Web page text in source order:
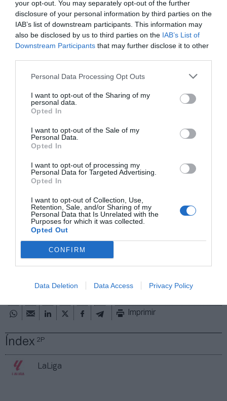
your opt-out. You may separately opt-out of the further
disclosure of your personal information by third parties on the
IAB’s list of downstream participants. This information may
also be disclosed by us to third parties on the IAB’s List of
Downstream Participants that may further disclose it to other
Personal Data Processing Opt Outs
I want to opt-out of the Sharing of my
personal data.
Opted In
I want to opt-out of the Sale of my
Personal Data.
Opted In
I want to opt-out of processing my
Personal Data for Targeted Advertising.
Opted In
I want to opt-out of Collection, Use,
Retention, Sale, and/or Sharing of my
Personal Data that Is Unrelated with the
Purposes for which it was collected.
Opted Out
CONFIRM
Data Deletion Data Access Privacy Policy
Índex2P
LaLiga
que ha tomado el relevo de Telepizza en la categoría
de restauración, donde la competición ha demostrado
ser un alto generador de demanda.
Relacionado
jóvenes, ¿habría entrado TikTok en patrocinio?”
con el fútbol español (El Corte Inglés, Allianz, Mazda,
Marqués del Atrio y Burger King) rondan los tres
millones de euros anuales en pagos, por los
mueven las asociaciones globales
(Budweiser,
LiveScore, Microsoft, Puma, BKT y la ya mencionada
La revalorización de los paquetes de patrocinio
también ha dejado por el camino a marcas como
Vitaldent, LG o Mail Boxes, que se ha compensado con
Norteamérica, entre otros.
Añadir2Playbookcomo fuente preferida de Google
de forma gratuita
Mantente informado con las últimas noticias de actualidad.
Imprimir